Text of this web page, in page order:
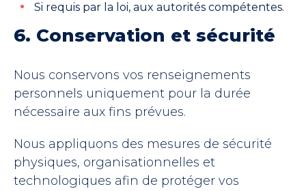
Si requis par la loi, aux autorités compétentes.
6. Conservation et sécurité
Nous conservons vos renseignements
personnels uniquement pour la durée
nécessaire aux fins prévues.
Nous appliquons des mesures de sécurité
physiques, organisationnelles et
technologiques afin de protéger vos